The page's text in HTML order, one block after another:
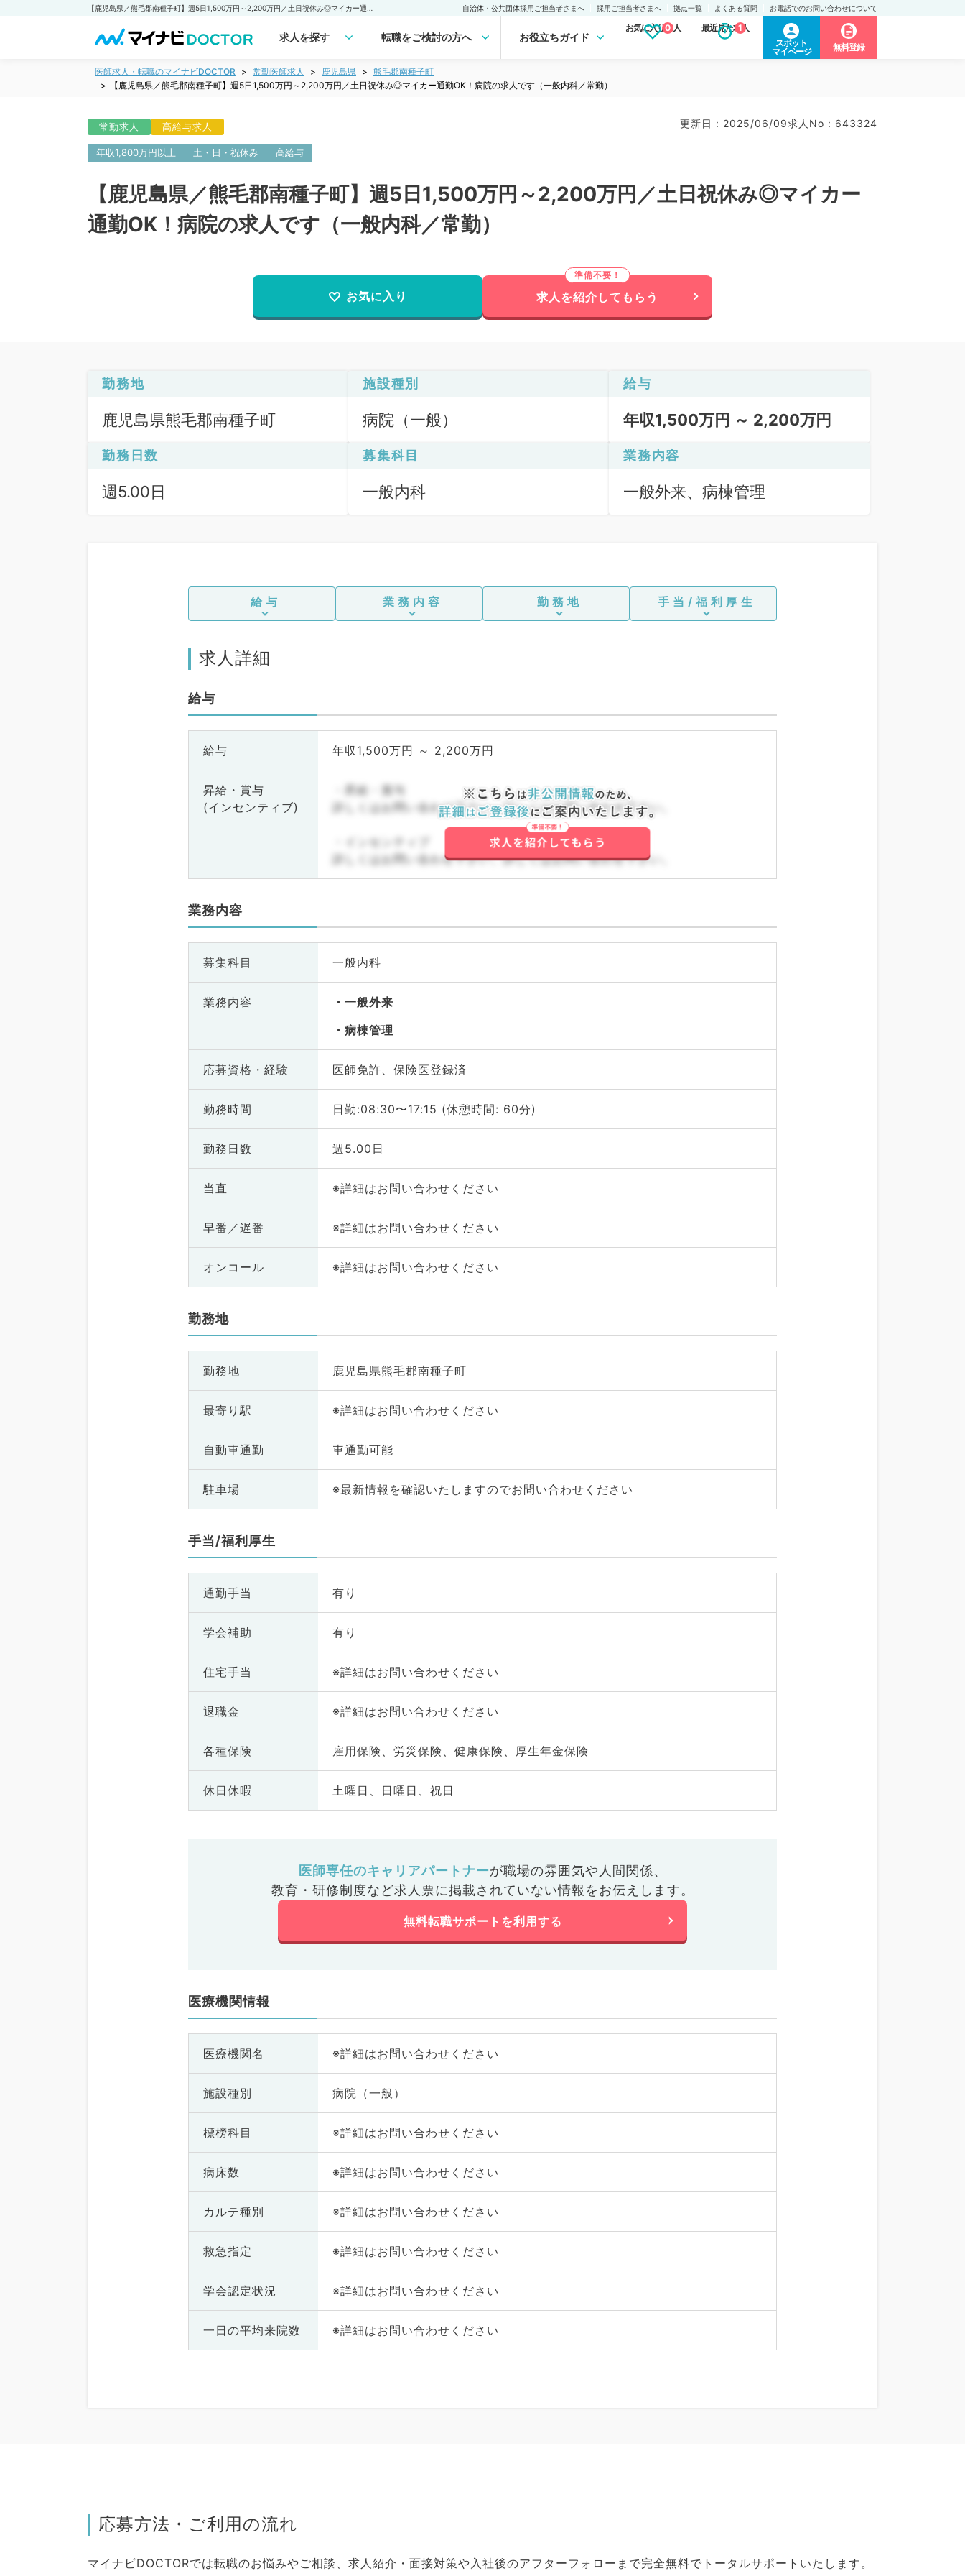
自治体・公共団体採用ご担当者さまへ 採用ご担当者さまへ 拠点一覧 よくある質問 お電話でのお問い合わせについて
求人を探す 転職をご検討の方へ お役立ちガイド
お気に入り求人
0 最近見た求人
1
スポット
マイページ
無料登録
医師求人・転職のマイナビDOCTOR 常勤医師求人 鹿児島県
熊毛郡南種子町
【鹿児島県／熊毛郡南種子町】週5日1,500万円～2,200万円／土日祝休み◎マイカー通勤OK！病院の求人です（一般内科／常勤）
常勤求人 高給与求人 更新日 : 2025/06/09求人No : 643324
年収1,800万円以上 土・日・祝休み 高給与
【鹿児島県／熊毛郡南種子町】週5日1,500万円～2,200万円／土日祝休み◎マイカー
通勤OK！病院の求人です（一般内科／常勤）
お気に入り 求人を紹介してもらう
勤務地
鹿児島県熊毛郡南種子町
施設種別
病院（一般）
給与
年収1,500万円 ～ 2,200万円
勤務日数
週5.00日
募集科目
一般内科
業務内容
一般外来、病棟管理
給与 業務内容 勤務地 手当/福利厚生
求人詳細
給与
給与 年収1,500万円 ～ 2,200万円
昇給・賞与
(インセンティブ)
・昇給・賞与
詳しくはお問い合わせ下さい。詳しくはお問い合わせ下さい。
・インセンティブ
詳しくはお問い合わせ下さい。詳しくはお問い合わせ下さい。
業務内容
募集科目 一般内科
業務内容
一般外来
病棟管理
応募資格・ 経験 医師免許、保険医登録済
勤務時間 日勤:08:30〜17:15 (休憩時間: 60分)
勤務日数 週5.00日
当直 ※詳細はお問い合わせください
早番／遅番 ※詳細はお問い合わせください
オンコール ※詳細はお問い合わせください
勤務地
勤務地 鹿児島県熊毛郡南種子町
最寄り駅 ※詳細はお問い合わせください
自動車通勤 車通勤可能
駐車場 ※最新情報を確認いたしますのでお問い合わせください
手当/福利厚生
通勤手当 有り
学会補助 有り
住宅手当 ※詳細はお問い合わせください
退職金 ※詳細はお問い合わせください
各種保険 雇用保険、労災保険、健康保険、厚生年金保険
休日休暇 土曜日、日曜日、祝日
医師専任のキャリアパートナーが職場の雰囲気や人間関係、
教育・研修制度など求人票に掲載されていない情報をお伝えします。
無料転職サポートを利用する
医療機関情報
医療機関名 ※詳細はお問い合わせください
施設種別 病院（一般）
標榜科目 ※詳細はお問い合わせください
病床数 ※詳細はお問い合わせください
カルテ種別 ※詳細はお問い合わせください
救急指定 ※詳細はお問い合わせください
学会認定状況 ※詳細はお問い合わせください
一日の平均来院数 ※詳細はお問い合わせください
応募方法・ご利用の流れ
マイナビDOCTORでは転職のお悩みやご相談、求人紹介・面接対策や入社後のアフターフォローまで完全無料でトータルサポートいたします。